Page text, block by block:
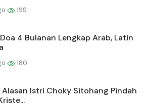
195
4 Bulanan Lengkap Arab, Latin
180
Alasan Istri Choky Sitohang Pindah